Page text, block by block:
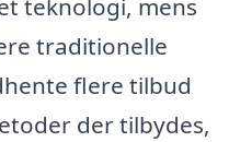
teknologi, mens
traditionelle
flere tilbud
der tilbydes,